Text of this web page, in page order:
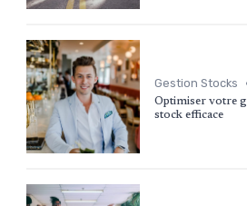
Gestion Stocks
Optimiser votre
stock efficace